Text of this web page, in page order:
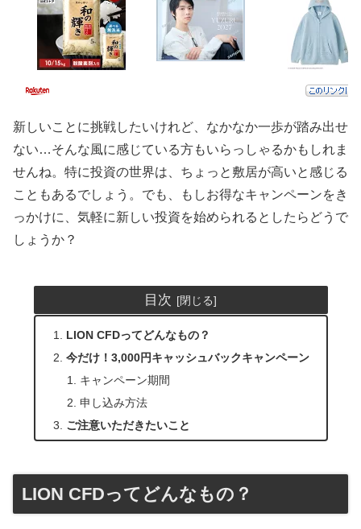
新しいことに挑戦したいけれど、なかなか一歩が踏み出せ
ない…そんな風に感じている方もいらっしゃるかもしれま
せんね。特に投資の世界は、ちょっと敷居が高いと感じる
こともあるでしょう。でも、もしお得なキャンペーンをき
っかけに、気軽に新しい投資を始められるとしたらどうで
しょうか？
目次
LION CFDってどんなもの？
今だけ！3,000円キャッシュバックキャンペーン
キャンペーン期間
申し込み方法
ご注意いただきたいこと
LION CFDってどんなもの？